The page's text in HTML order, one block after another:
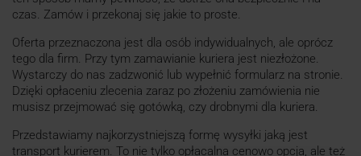
czas. Zamów i przekonaj się jakie to proste.
Oferta przeznaczona jest dla osób indywidualnych, ale oprócz
tego dla firm. Przy tym zamawianie kuriera jest niezłożone.
Wystarczy do nas zadzwonić lub wypełnić formularz na stronie.
Dzięki opłaceniu zlecenia zaraz po złożeniu zamówienia nie
musisz przejmować się gotówką, czy drobnymi dla kuriera.
Przedstawiamy najkorzystniejszą formę wysyłki jaką jest
transport kurierem. To nie tylko opłacalna cenowo opcja, ale też